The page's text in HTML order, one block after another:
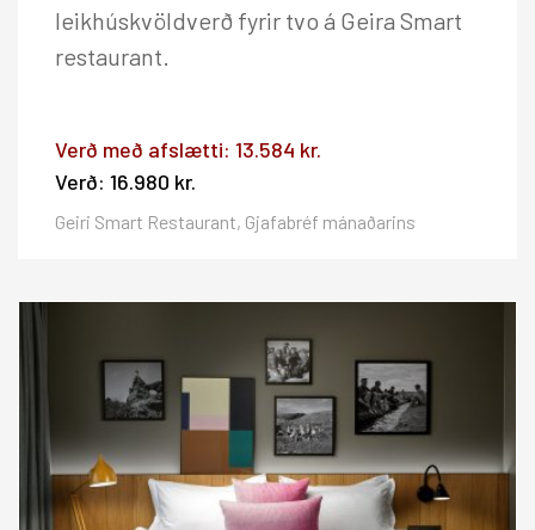
leikhúskvöldverð fyrir tvo á Geira Smart
restaurant.
Verð með afslætti: 13.584 kr.
Verð: 16.980 kr.
Geiri Smart Restaurant, Gjafabréf mánaðarins